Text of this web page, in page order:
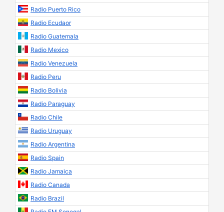
Radio Puerto Rico
Radio Ecudaor
Radio Guatemala
Radio Mexico
Radio Venezuela
Radio Peru
Radio Bolivia
Radio Paraguay
Radio Chile
Radio Uruguay
Radio Argentina
Radio Spain
Radio Jamaica
Radio Canada
Radio Brazil